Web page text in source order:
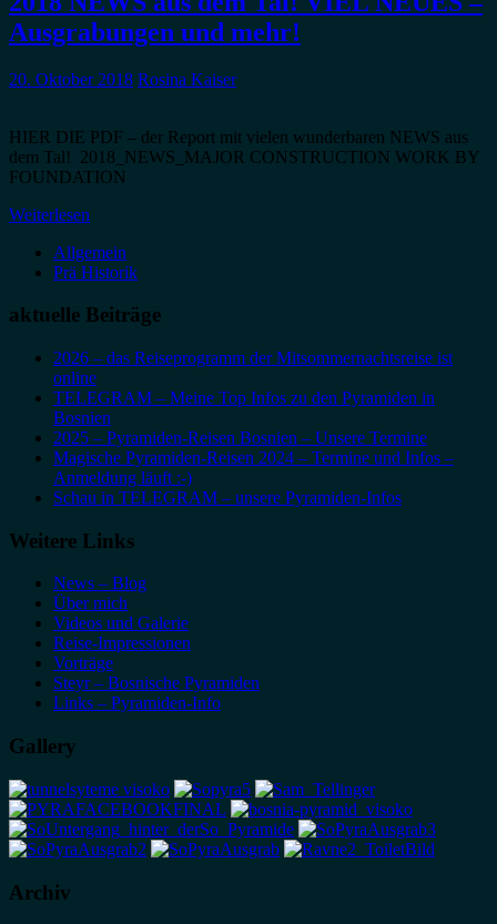
Ausgrabungen und mehr!
20. Oktober 2018 Rosina Kaiser
HIER DIE PDF – der Report mit vielen wunderbaren NEWS aus
dem Tal! 2018_NEWS_MAJOR CONSTRUCTION WORK BY
FOUNDATION
Weiterlesen
Allgemein
Prä Historik
aktuelle Beiträge
2026 – das Reiseprogramm der Mitsommernachtsreise ist
online
TELEGRAM – Meine Top Infos zu den Pyramiden in
Bosnien
2025 – Pyramiden-Reisen Bosnien – Unsere Termine
Magische Pyramiden-Reisen 2024 – Termine und Infos –
Anmeldung läuft :-)
Schau in TELEGRAM – unsere Pyramiden-Infos
Weitere Links
News – Blog
Über mich
Videos und Galerie
Reise-Impressionen
Vorträge
Steyr – Bosnische Pyramiden
Links – Pyramiden-Info
Gallery
Archiv